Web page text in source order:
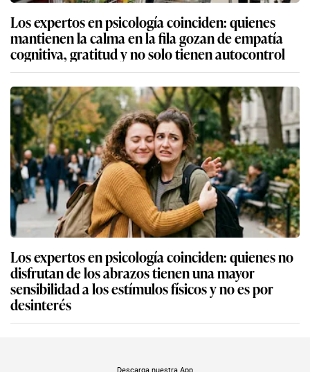
Los expertos en psicología coinciden: quienes
mantienen la calma en la fila gozan de empatía
cognitiva, gratitud y no solo tienen autocontrol
Los expertos en psicología coinciden: quienes no
disfrutan de los abrazos tienen una mayor
sensibilidad a los estímulos físicos y no es por
desinterés
Descarga nuestra App